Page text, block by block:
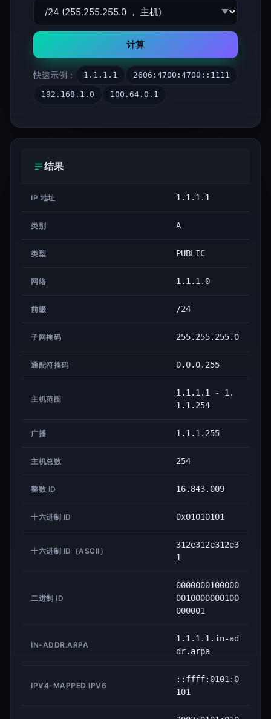
计算
快速示例： 1.1.1.1 2606:4700:4700::1111
192.168.1.0 100.64.0.1
结果
IP 地址 1.1.1.1
类别 A
类型 PUBLIC
网络 1.1.1.0
前缀 /24
子网掩码 255.255.255.0
通配符掩码 0.0.0.255
主机范围
1.1.1.1 - 1.
1.1.254
广播 1.1.1.255
主机总数 254
整数 ID 16.843.009
十六进制 ID 0x01010101
十六进制 ID（ASCII）
312e312e312e3
1
二进制 ID
0000000100000
0010000000100
000001
IN-ADDR.ARPA
1.1.1.1.in-ad
dr.arpa
IPV4-MAPPED IPV6
::ffff:0101:0
101